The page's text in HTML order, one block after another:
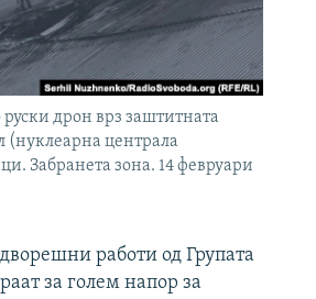
дрон врз заштитната
(нуклеарна централа
Забранета зона. 14 февруари
работи од Групата
за голем напор за